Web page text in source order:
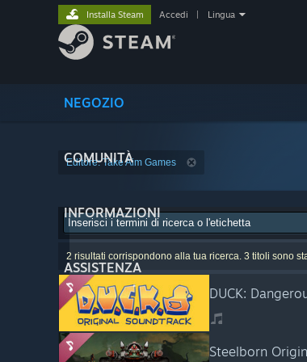
NEGOZIO
COMUNITÀ
INFORMAZIONI
ASSISTENZA
Installa Steam Accedi Lingua
Editore: Take Aim Games
2 risultati corrispondono alla tua ricerca. 3 titoli sono
DUCK:
Steelborn